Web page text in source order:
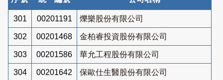
301 00201191 爍樂股份有限公司
302 00201468 金柏睿投資股份有限公司
303 00201586 華允工程股份有限公司
304 00201642 保歐仕生醫股份有限公司